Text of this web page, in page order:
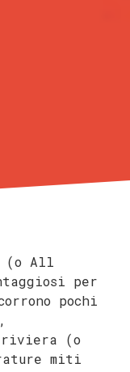
(o All
per
pochi
riviera (o
miti